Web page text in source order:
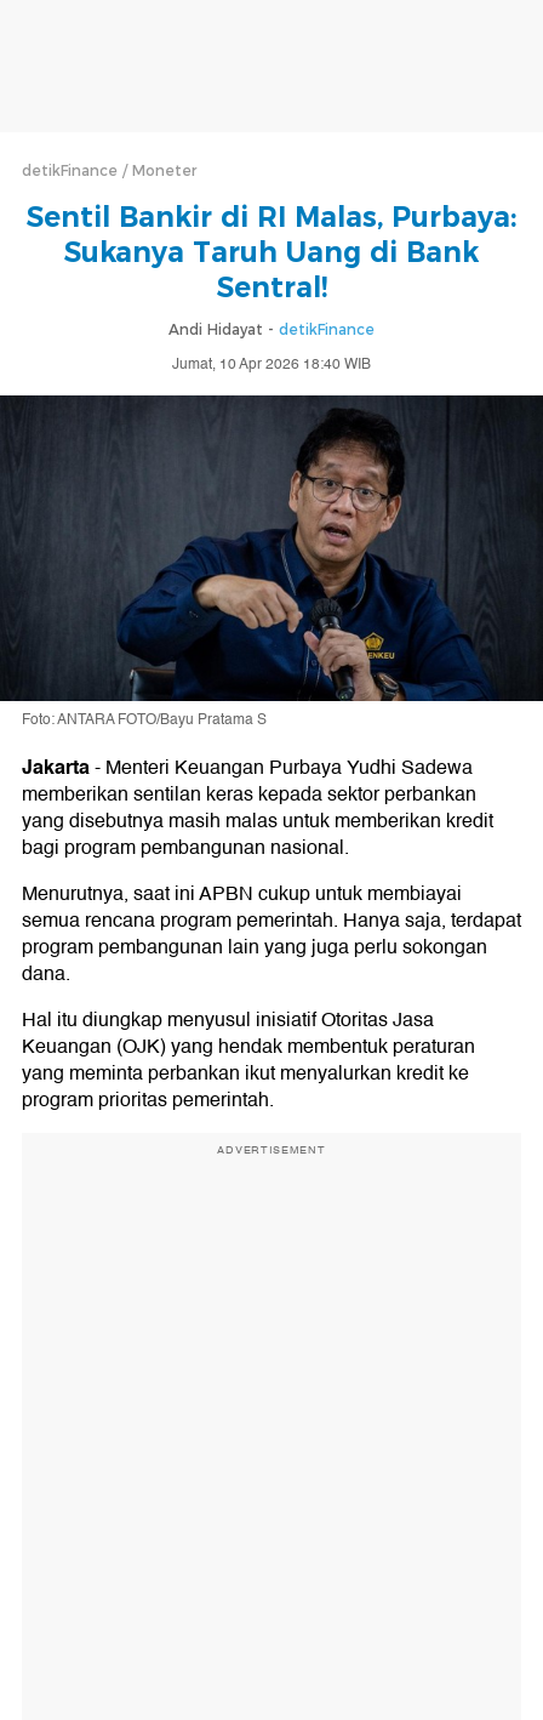
detikFinance Moneter
Sentil Bankir di RI Malas, Purbaya:
Sukanya Taruh Uang di Bank
Sentral!
Andi Hidayat - detikFinance
Jumat, 10 Apr 2026 18:40 WIB
Foto: ANTARA FOTO/Bayu Pratama S
Jakarta-Menteri Keuangan Purbaya Yudhi Sadewa
memberikan sentilan keras kepada sektor perbankan
yang disebutnya masih malas untuk memberikan kredit
bagi program pembangunan nasional.
Menurutnya, saat ini APBN cukup untuk membiayai
semua rencana program pemerintah. Hanya saja, terdapat
program pembangunan lain yang juga perlu sokongan
dana.
Hal itu diungkap menyusul inisiatif Otoritas Jasa
Keuangan (OJK) yang hendak membentuk peraturan
yang meminta perbankan ikut menyalurkan kredit ke
program prioritas pemerintah.
ADVERTISEMENT